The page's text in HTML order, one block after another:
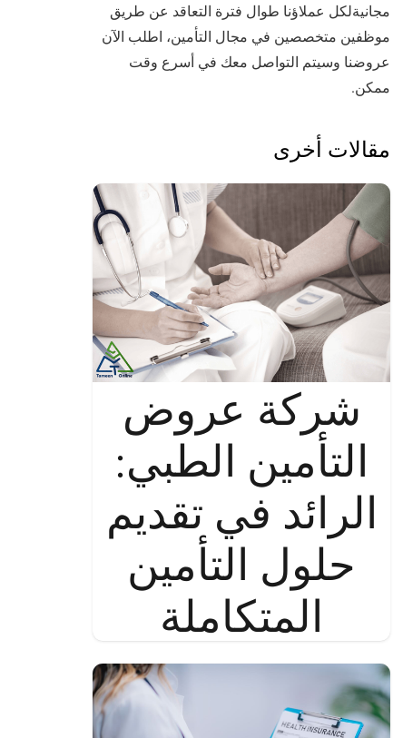
مجانيةلكل عملاؤنا طوال فترة التعاقد عن طريق
موظفين متخصصين في مجال التأمين، اطلب الآن
عروضنا وسيتم التواصل معك في أسرع وقت
ممكن.
مقالات أخرى
شركة عروض
التأمين الطبي:
الرائد في تقديم
حلول التأمين
المتكاملة